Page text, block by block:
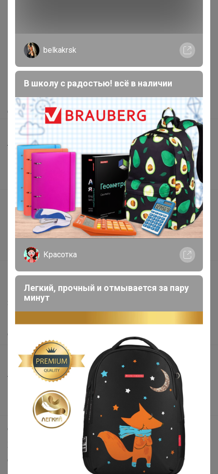
Как здесь все устроено?
Доставка
Шоурумы
Торговые марки
Наша команда
В наличии
Подарочные сертификаты
Реклама на сайте
Поставщикам
Вакансии
support@24-ok.ru
Написать в поддержку
Защита покупателя
О нас
Все предложения
Анонсы
Поддержка альпак
Самое выгодное
Хиты продаж
Самое желанное
belkakrsk
В школу с радостью! всё в наличии
Красотка
Легкий, прочный и отмывается за пару
минут